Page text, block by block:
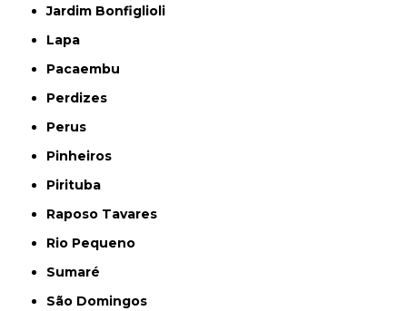
Jardim Bonfiglioli
Lapa
Pacaembu
Perdizes
Perus
Pinheiros
Pirituba
Raposo Tavares
Rio Pequeno
Sumaré
São Domingos